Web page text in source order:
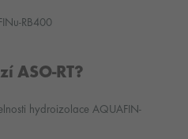
RB400
ASO-RT?
hydroizolace AQUAFIN-